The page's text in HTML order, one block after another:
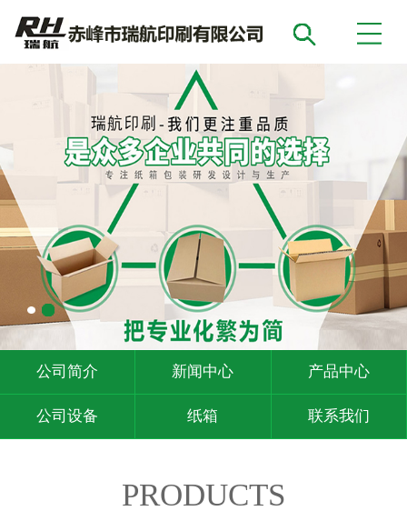
公司简介 新闻中心 产品中心
公司设备 纸箱 联系我们
PRODUCTS